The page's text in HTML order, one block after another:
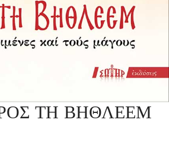
ΤΗ ΒΗΘΛΕΕΜ